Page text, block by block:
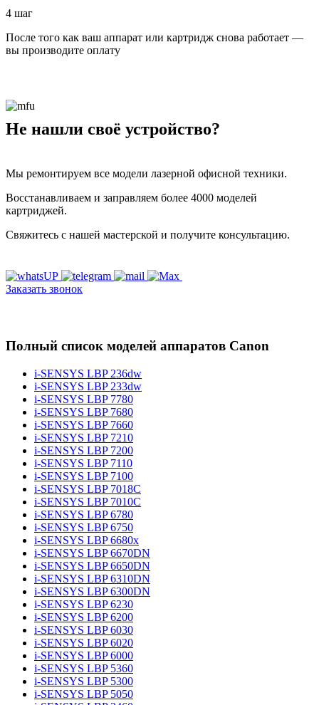
4 шаг
После того как ваш аппарат или картридж снова работает —
вы производите оплату
Не нашли своё устройство?
Мы ремонтируем все модели лазерной офисной техники.
Восстанавливаем и заправляем более 4000 моделей
картриджей.
Свяжитесь с нашей мастерской и получите консультацию.
Заказать звонок
Полный список моделей аппаратов Canon
i-SENSYS LBP 236dw
i-SENSYS LBP 233dw
i-SENSYS LBP 7780
i-SENSYS LBP 7680
i-SENSYS LBP 7660
i-SENSYS LBP 7210
i-SENSYS LBP 7200
i-SENSYS LBP 7110
i-SENSYS LBP 7100
i-SENSYS LBP 7018C
i-SENSYS LBP 7010C
i-SENSYS LBP 6780
i-SENSYS LBP 6750
i-SENSYS LBP 6680x
i-SENSYS LBP 6670DN
i-SENSYS LBP 6650DN
i-SENSYS LBP 6310DN
i-SENSYS LBP 6300DN
i-SENSYS LBP 6230
i-SENSYS LBP 6200
i-SENSYS LBP 6030
i-SENSYS LBP 6020
i-SENSYS LBP 6000
i-SENSYS LBP 5360
i-SENSYS LBP 5300
i-SENSYS LBP 5050